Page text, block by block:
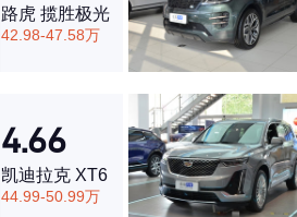
路虎 揽胜极光
42.98-47.58万
4.66
凯迪拉克 XT6
44.99-50.99万